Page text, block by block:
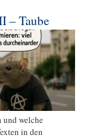
– Taube
und welche
in den